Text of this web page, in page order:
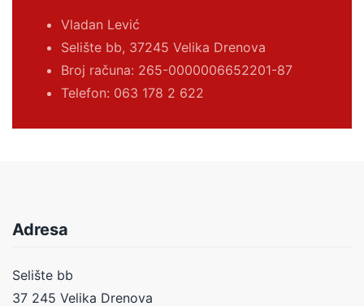
Vladan Lević
Selište bb, 37245 Velika Drenova
Broj računa: 265-0000006652201-87
Telefon: 063 178 2 622
Adresa
Selište bb
37 245 Velika Drenova